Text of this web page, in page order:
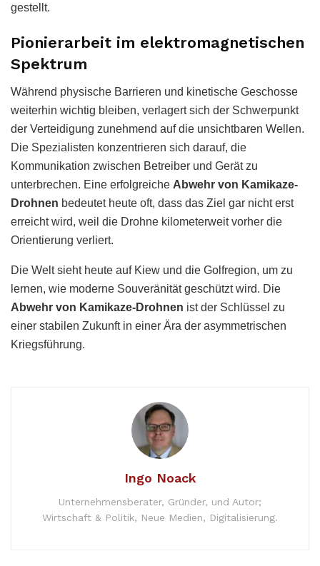
gestellt.
Pionierarbeit im elektromagnetischen
Spektrum
Während physische Barrieren und kinetische Geschosse
weiterhin wichtig bleiben, verlagert sich der Schwerpunkt
der Verteidigung zunehmend auf die unsichtbaren Wellen.
Die Spezialisten konzentrieren sich darauf, die
Kommunikation zwischen Betreiber und Gerät zu
unterbrechen. Eine erfolgreiche Abwehr von Kamikaze-
Drohnen bedeutet heute oft, dass das Ziel gar nicht erst
erreicht wird, weil die Drohne kilometerweit vorher die
Orientierung verliert.
Die Welt sieht heute auf Kiew und die Golfregion, um zu
lernen, wie moderne Souveränität geschützt wird. Die
Abwehr von Kamikaze-Drohnen ist der Schlüssel zu
einer stabilen Zukunft in einer Ära der asymmetrischen
Kriegsführung.
Ingo Noack
Unternehmensberater, Gründer, und Autor;
Wirtschaft & Politik, Neue Medien, Digitalisierung.